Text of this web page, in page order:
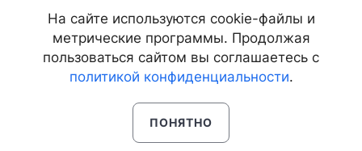
1924
На сайте используются cookie-файлы и
метрические программы. Продолжая
пользоваться сайтом вы соглашаетесь с
политикой конфиденциальности.
ПОНЯТНО